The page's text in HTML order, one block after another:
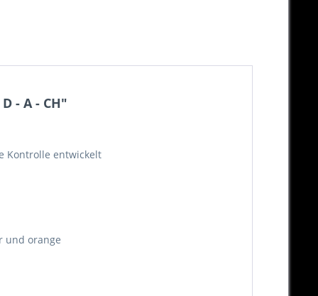
- A - CH"
Kontrolle entwickelt
und orange